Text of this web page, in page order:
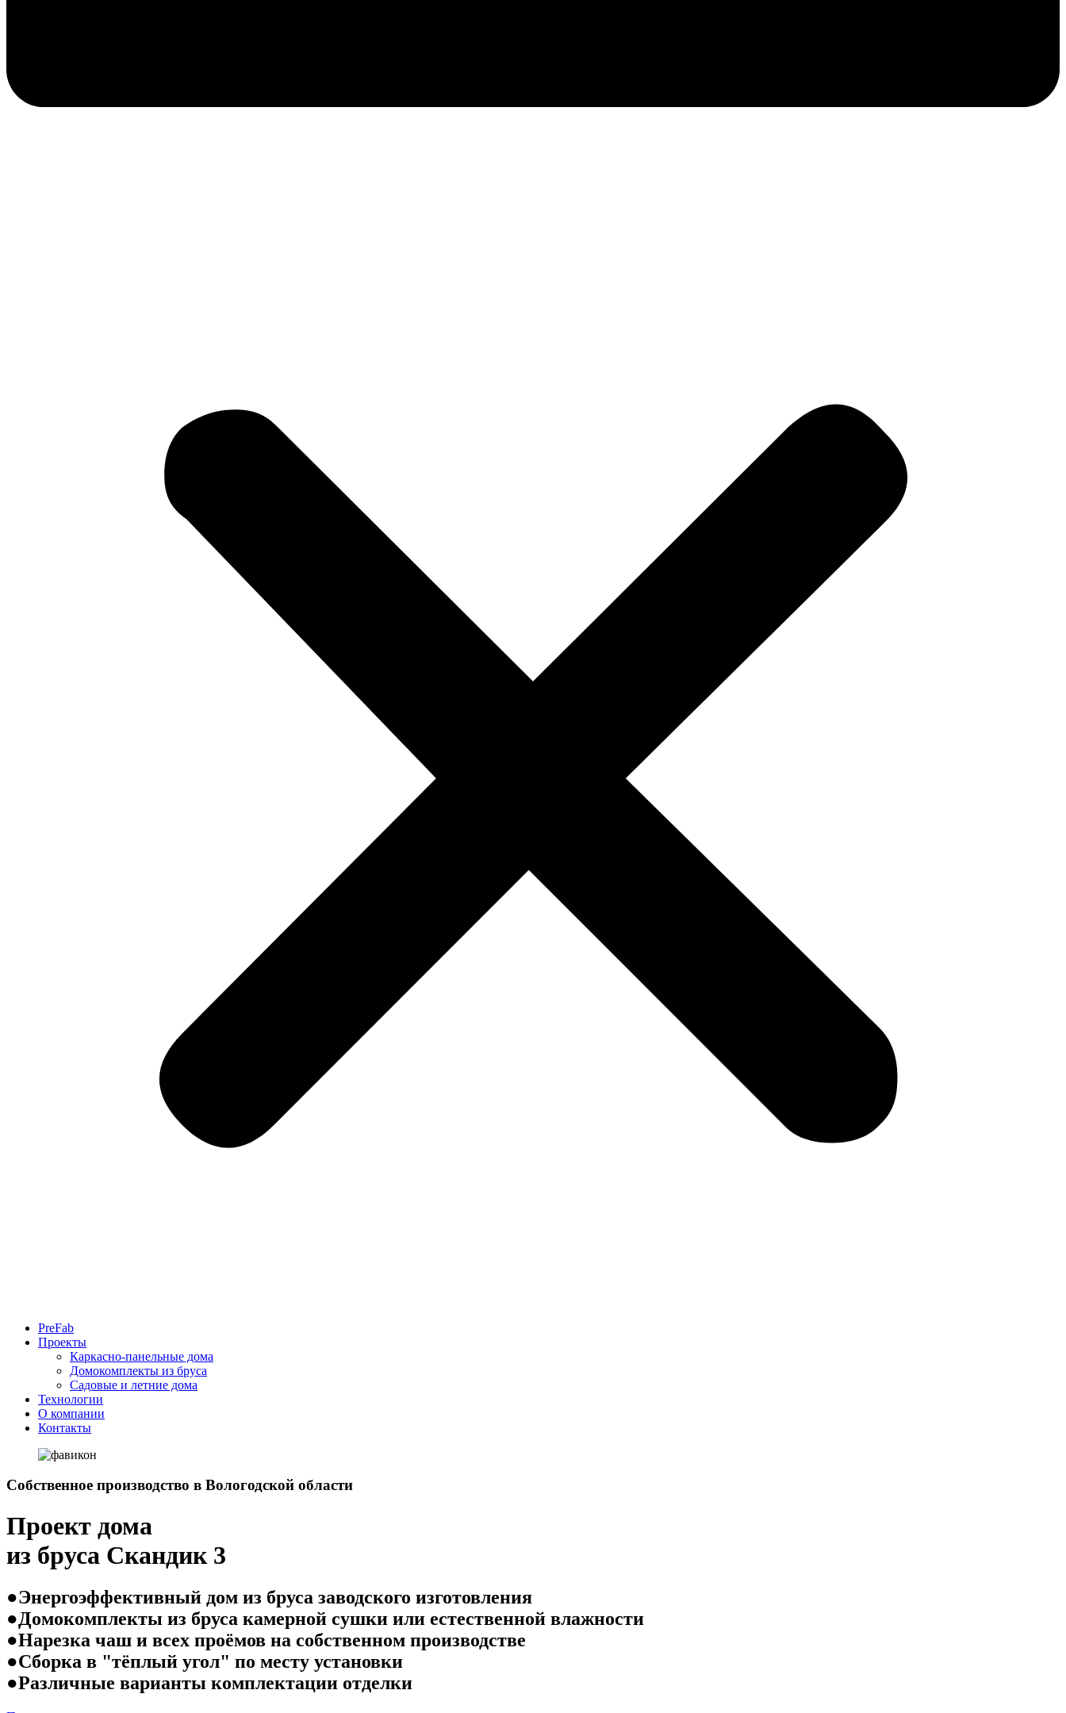
PreFab
Проекты
Каркасно-панельные дома
Домокомплекты из бруса
Садовые и летние дома
Технологии
О компании
Контакты
Собственное производство в Вологодской области
Проект дома
из бруса Скандик 3
●Энергоэффективный дом из бруса заводского изготовления
●Домокомплекты из бруса камерной сушки или естественной влажности
●Нарезка чаш и всех проёмов на собственном производстве
●Сборка в "тёплый угол" по месту установки
●Различные варианты комплектации отделки